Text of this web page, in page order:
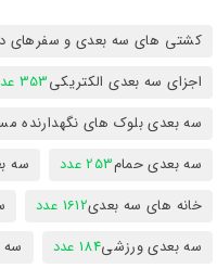
کشتی های سه بعدی و سفرهای
اجزای سه بعدی الکتریکی353 عدد
سه بعدی بلوک های نگهدارنده
سه بعدی حمام253 عدد سه
خانه های سه بعدی1612 عدد
سه بعدی ورزشی184 عدد سه